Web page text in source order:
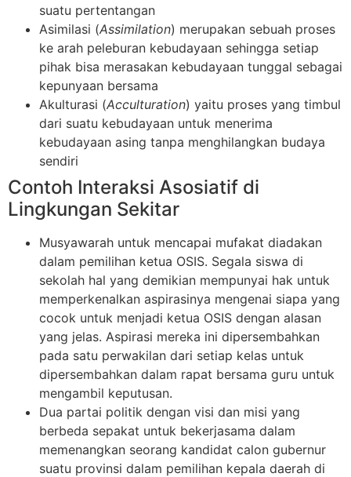
suatu pertentangan
Asimilasi (Assimilation) merupakan sebuah proses
ke arah peleburan kebudayaan sehingga setiap
pihak bisa merasakan kebudayaan tunggal sebagai
kepunyaan bersama
Akulturasi (Acculturation) yaitu proses yang timbul
dari suatu kebudayaan untuk menerima
kebudayaan asing tanpa menghilangkan budaya
sendiri
Contoh Interaksi Asosiatif di
Lingkungan Sekitar
Musyawarah untuk mencapai mufakat diadakan
dalam pemilihan ketua OSIS. Segala siswa di
sekolah hal yang demikian mempunyai hak untuk
memperkenalkan aspirasinya mengenai siapa yang
cocok untuk menjadi ketua OSIS dengan alasan
yang jelas. Aspirasi mereka ini dipersembahkan
pada satu perwakilan dari setiap kelas untuk
dipersembahkan dalam rapat bersama guru untuk
mengambil keputusan.
Dua partai politik dengan visi dan misi yang
berbeda sepakat untuk bekerjasama dalam
memenangkan seorang kandidat calon gubernur
suatu provinsi dalam pemilihan kepala daerah di